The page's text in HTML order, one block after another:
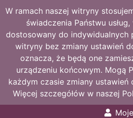
W ramach naszej witryny
świadczenia Państwu
dostosowany do indywidualnych
witryny bez zmiany ustawień
oznacza, że będą one
urządzeniu końcowym. Mogą
każdym czasie zmiany
Więcej szczegółów w naszej